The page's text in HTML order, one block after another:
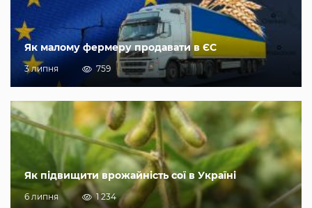
Як малому фермеру продавати в ЄС
3 липня 759
Як підвищити врожайність сої в Україні
6 липня 1 234